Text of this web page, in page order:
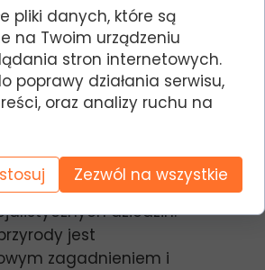
współpracowników z
dziedzin.
jest
zagadnieniem i
współpracy
©Tomasz Kobylas
pliki danych, które są
na Twoim urządzeniu
stron internetowych.
poprawy działania serwisu,
oraz analizy ruchu na
Zezwól na wszystkie